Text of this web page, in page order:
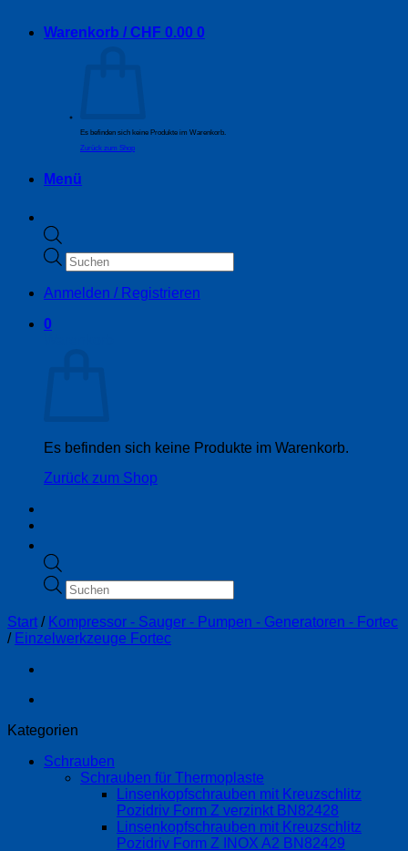
Products
search
Anmelden / Registrieren
0
Es befinden sich keine Produkte im Warenkorb.
Zurück zum Shop
Warenkorb / CHF 0.00 0
Es befinden sich keine Produkte im Warenkorb.
Zurück zum Shop
Menü
Products
search
Start / Kompressor - Sauger - Pumpen - Generatoren - Fortec
/ Einzelwerkzeuge Fortec
Kategorien
Schrauben
Schrauben für Thermoplaste
Linsenkopfschrauben mit Kreuzschlitz
Pozidriv Form Z verzinkt BN82428
Linsenkopfschrauben mit Kreuzschlitz
Pozidriv Form Z INOX A2 BN82429